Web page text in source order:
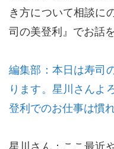
き方について相談に
司の美登利』でお話
編集部：本日は寿司
ります。星川さんよ
登利でのお仕事は慣
星川さん：ここ最近